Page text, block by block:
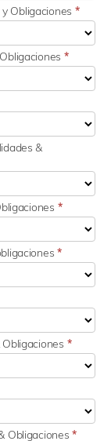
Obligaciones *
*
&
*
*
*
Obligaciones*